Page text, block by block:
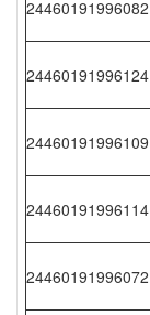
24460191996082
24460191996124
24460191996109
24460191996114
24460191996072